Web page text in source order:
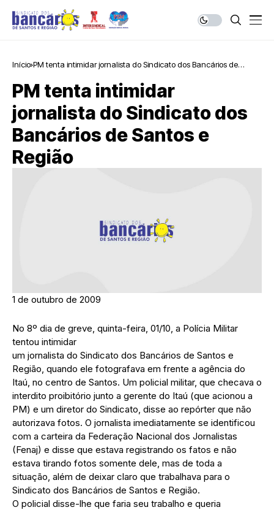
Início PM tenta intimidar jornalista do Sindicato dos Bancários de
PM tenta intimidar
jornalista do Sindicato dos
Bancários de Santos e
Região
1 de outubro de 2009
No 8º dia de greve, quinta-feira, 01/10, a Polícia Militar
tentou intimidar
um jornalista do Sindicato dos Bancários de Santos e
Região, quando ele fotografava em frente a agência do
Itaú, no centro de Santos. Um policial militar, que checava o
interdito proibitório junto a gerente do Itaú (que acionou a
PM) e um diretor do Sindicato, disse ao repórter que não
autorizava fotos. O jornalista imediatamente se identificou
com a carteira da Federação Nacional dos Jornalistas
(Fenaj) e disse que estava registrando os fatos e não
estava tirando fotos somente dele, mas de toda a
situação, além de deixar claro que trabalhava para o
Sindicato dos Bancários de Santos e Região.
O policial disse-lhe que faria seu trabalho e queria